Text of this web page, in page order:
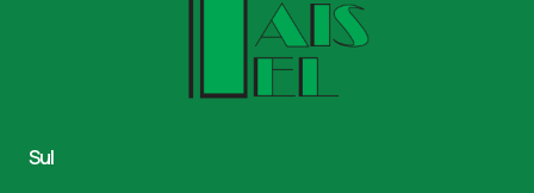
Sul